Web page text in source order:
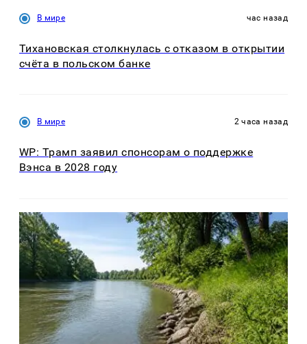
В мире час назад
Тихановская столкнулась с отказом в открытии
счёта в польском банке
В мире 2 часа назад
WP: Трамп заявил спонсорам о поддержке
Вэнса в 2028 году